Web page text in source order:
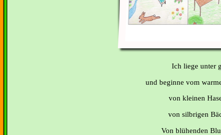
Ich liege unter
und beginne vom
von kleinen
von silbrigen
Von blühenden